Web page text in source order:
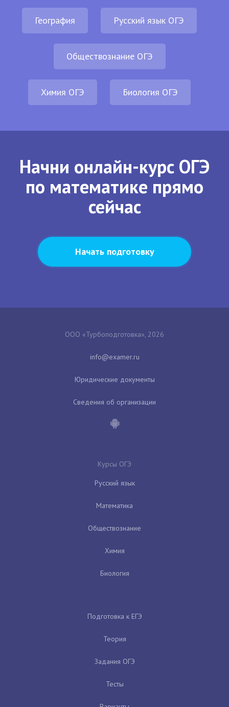
География Русский язык ОГЭ
Обществознание ОГЭ
Химия ОГЭ Биология ОГЭ
Начни онлайн-курс ОГЭ
по математике прямо
сейчас
Начать подготовку
ООО «Турбоподготовка», 2026
Юридические документы
Сведения об организации
Курсы ОГЭ
Русский язык
Математика
Обществознание
Химия
Биология
Подготовка к ЕГЭ
Теория
Задания ОГЭ
Тесты